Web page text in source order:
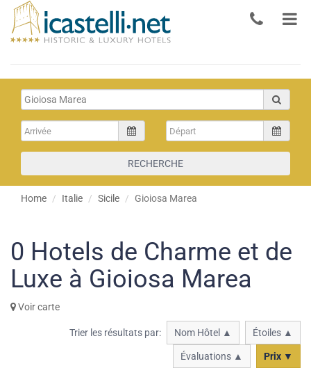
RECHERCHE
Home Italie Sicile Gioiosa Marea
0 Hotels de Charme et de
Luxe à Gioiosa Marea
Voir carte
Trier les résultats par: Nom Hôtel ▲ Étoiles ▲
Évaluations ▲ Prix ▼